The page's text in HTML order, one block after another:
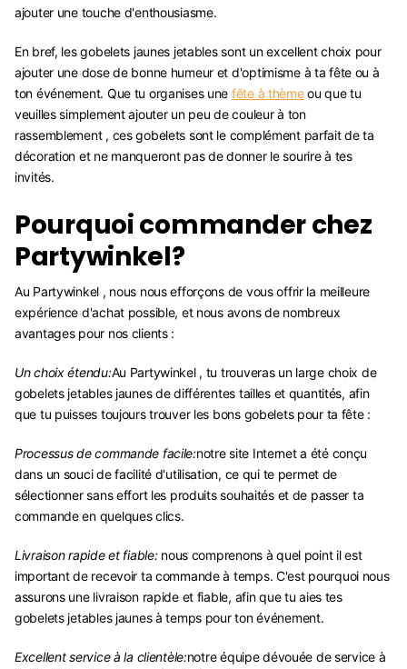
ajouter une touche d'enthousiasme.
En bref, les gobelets jaunes jetables sont un excellent choix pour
ajouter une dose de bonne humeur et d'optimisme à ta fête ou à
ton événement. Que tu organises une fête à thèmeou que tu
veuilles simplement ajouter un peu de couleur à ton
rassemblement , ces gobelets sont le complément parfait de ta
décoration et ne manqueront pas de donner le sourire à tes
invités.
Pourquoi commander chez
Partywinkel?
Au Partywinkel , nous nous efforçons de vous offrir la meilleure
expérience d'achat possible, et nous avons de nombreux
avantages pour nos clients :
Un choix étendu:Au Partywinkel , tu trouveras un large choix de
gobelets jetables jaunes de différentes tailles et quantités, afin
que tu puisses toujours trouver les bons gobelets pour ta fête :
Processus de commande facile:notre site Internet a été conçu
dans un souci de facilité d'utilisation, ce qui te permet de
sélectionner sans effort les produits souhaités et de passer ta
commande en quelques clics.
Livraison rapide et fiable:nous comprenons à quel point il est
important de recevoir ta commande à temps. C'est pourquoi nous
assurons une livraison rapide et fiable, afin que tu aies tes
gobelets jetables jaunes à temps pour ton événement.
Excellent service à la clientèle:notre équipe dévouée de service à